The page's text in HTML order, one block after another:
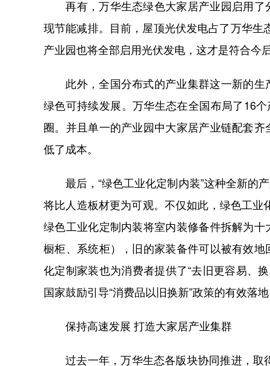
再有，万华生态绿色大家居产业园启用了
现节能减排。目前，屋顶光伏发电占了万华
产业园也将全部启用光伏发电，这才是符合今
此外，全国分布式的产业集群这一新的生
绿色可持续发展。万华生态在全国布局了16
圈。并且单一的产业园中大家居产业链配套
低了成本。
最后，“绿色工业化定制内装”这种全新的产
将比人造板材更为可观。不仅如此，绿色工业
绿色工业化定制内装将室内装修备件拆解为十
橱柜、系统柜），旧的家装备件可以被有效
化定制家装也为消费者提供了“去旧更容易、
国家鼓励引导“消费品以旧换新”政策的有效落地
保持高速发展 打造大家居产业集群
过去一年，万华生态各版块协同推进，取